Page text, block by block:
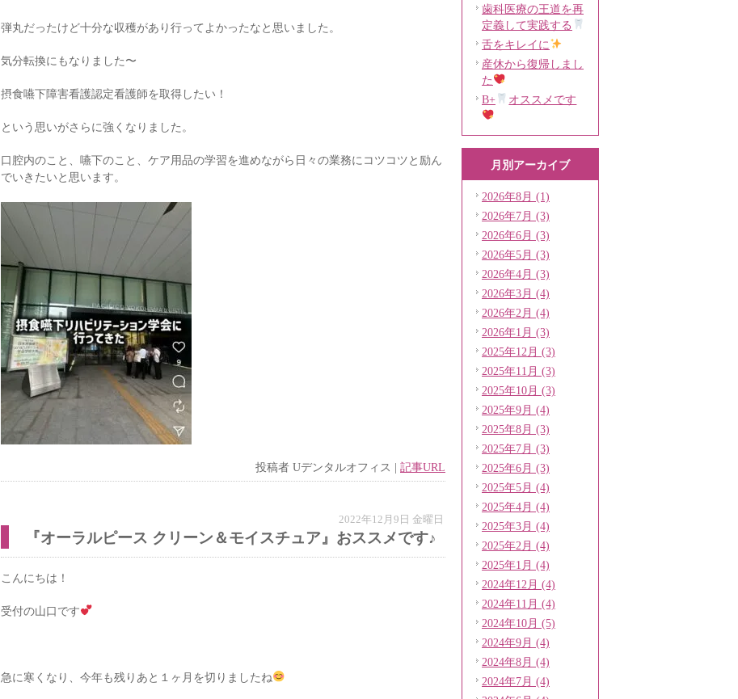
弾丸だったけど十分な収穫があり行ってよかったなと思いました。
気分転換にもなりました〜
摂食嚥下障害看護認定看護師を取得したい！
という思いがさらに強くなりました。
口腔内のこと、嚥下のこと、ケア用品の学習を進めながら日々の業務にコツコツと励ん
でいきたいと思います。
投稿者 Uデンタルオフィス | 記事URL
2022年12月9日 金曜日
『オーラルピース クリーン＆モイスチュア』おススメです♪
こんにちは！
受付の山口です
急に寒くなり、今年も残りあと１ヶ月を切りましたね
歯科医療の王道を再
定義して実践する
舌をキレイに
産休から復帰しまし
た
B+
オススメです
月別アーカイブ
2026年8月 (1)
2026年7月 (3)
2026年6月 (3)
2026年5月 (3)
2026年4月 (3)
2026年3月 (4)
2026年2月 (4)
2026年1月 (3)
2025年12月 (3)
2025年11月 (3)
2025年10月 (3)
2025年9月 (4)
2025年8月 (3)
2025年7月 (3)
2025年6月 (3)
2025年5月 (4)
2025年4月 (4)
2025年3月 (4)
2025年2月 (4)
2025年1月 (4)
2024年12月 (4)
2024年11月 (4)
2024年10月 (5)
2024年9月 (4)
2024年8月 (4)
2024年7月 (4)